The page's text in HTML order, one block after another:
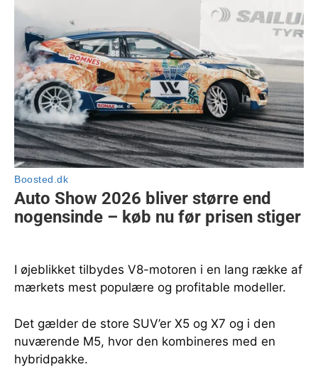
I øjeblikket tilbydes V8-motoren i en lang række af
mærkets mest populære og profitable modeller.
Det gælder de store SUV’er X5 og X7 og i den
nuværende M5, hvor den kombineres med en
hybridpakke.